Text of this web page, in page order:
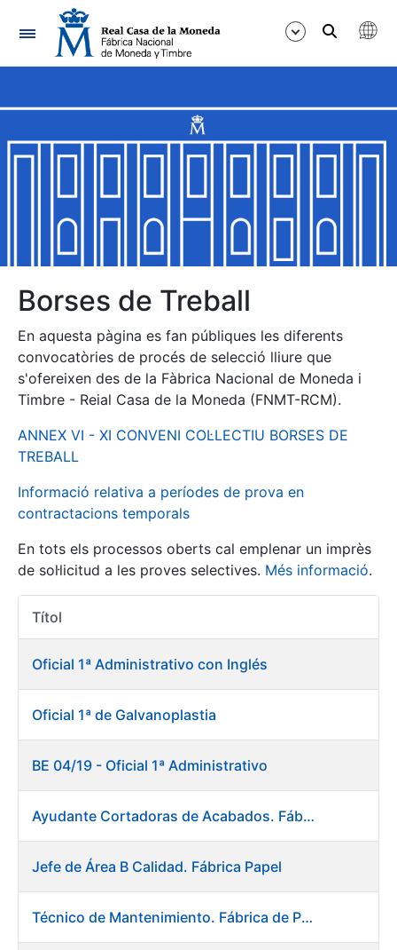
Navegació
Mostra/Amaga
Mostra/Amaga
Mostra/Amaga
Mostra/Amaga
Mostra/Amaga
Mostra/Amaga
Borses de Treball
En aquesta pàgina es fan públiques les diferents
convocatòries de procés de selecció lliure que
s'ofereixen des de la Fàbrica Nacional de Moneda i
Timbre - Reial Casa de la Moneda (FNMT-RCM).
ANNEX VI - XI CONVENI COL·LECTIU BORSES DE
TREBALL
Informació relativa a períodes de prova en
contractacions temporals
En tots els processos oberts cal emplenar un imprès
de sol·licitud a les proves selectives. Més informació.
Títol
Accions
Oficial 1ª Administrativo con Inglés
Oficial 1ª de Galvanoplastia
BE 04/19 - Oficial 1ª Administrativo
Ayudante Cortadoras de Acabados. Fábrica de Papel
Jefe de Área B Calidad. Fábrica Papel
Técnico de Mantenimiento. Fábrica de Papel